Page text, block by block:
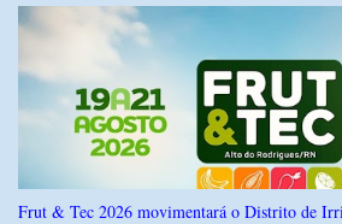
do Norte entre os dias 18 e 22 de junho de
possui margem de erro de 2,5 pontos
confiança de 95%. Registro no TSE: RN-
Frut & Tec 2026 movimentará o Distrito de